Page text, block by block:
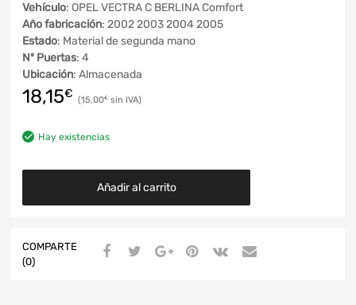
Vehículo: OPEL VECTRA C BERLINA Comfort
Año fabricación: 2002 2003 2004 2005
Estado: Material de segunda mano
Nº Puertas: 4
Ubicación: Almacenada
18,15€ 15,00€
Hay existencias
Añadir al carrito
COMPARTE
(0)